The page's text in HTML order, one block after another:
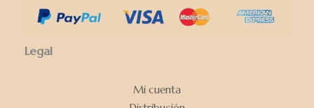
Legal
Mi cuenta